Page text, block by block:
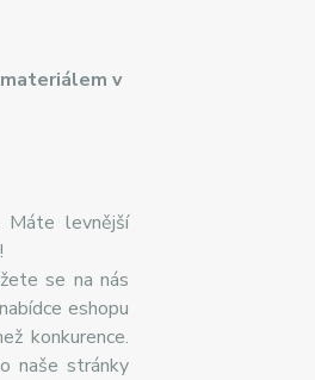
v
Máte levnější
se na nás
eshopu
konkurence.
naše stránky